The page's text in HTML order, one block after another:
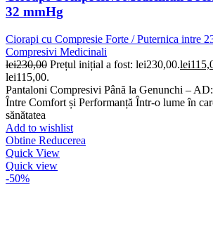
32 mmHg
Ciorapi cu Compresie Forte / Puternica intre
Compresivi Medicinali
lei230,00 Prețul inițial a fost: lei230,00.lei
lei115,00.
Pantaloni Compresivi Până la Genunchi –
Între Comfort și Performanță Într-o lume în
sănătatea
Add to wishlist
Obtine Reducerea
Quick View
Quick view
-50%